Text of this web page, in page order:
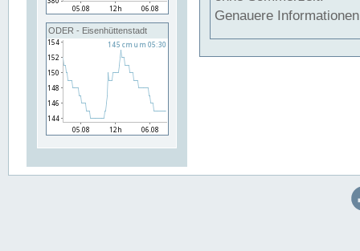
ODER - Eisenhüttenstadt
Genauere